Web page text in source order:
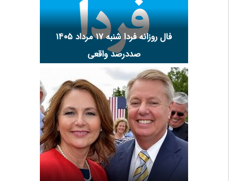
فال روزانه فردا شنبه ۱۷ مرداد ۱۴۰۵
صددرصد واقعی